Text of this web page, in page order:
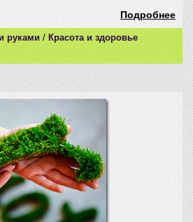
Подробнее
руками / Красота и здоровье